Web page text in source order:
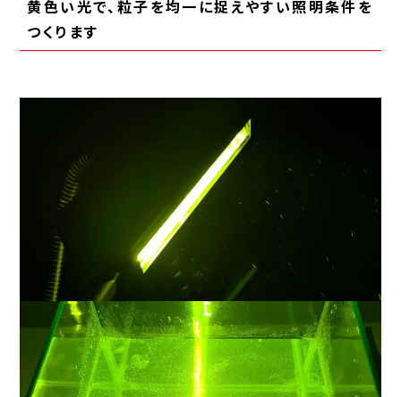
黄色い光で、粒子を均一に捉えやすい照明条件を
つくります